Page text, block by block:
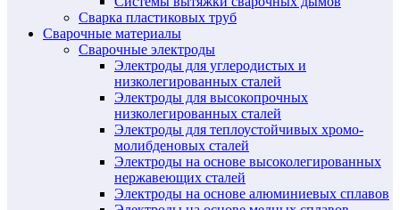
Сварка пластиковых труб
Сварочные материалы
Сварочные электроды
Электроды для углеродистых и
низколегированных сталей
Электроды для высокопрочных
низколегированных сталей
Электроды для теплоустойчивых хромо-
молибденовых сталей
Электроды на основе высоколегированных
нержавеющих сталей
Электроды на основе алюминиевых сплавов